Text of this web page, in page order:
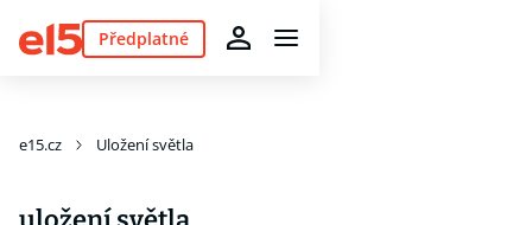
Předplatné
e15.cz Uložení světla